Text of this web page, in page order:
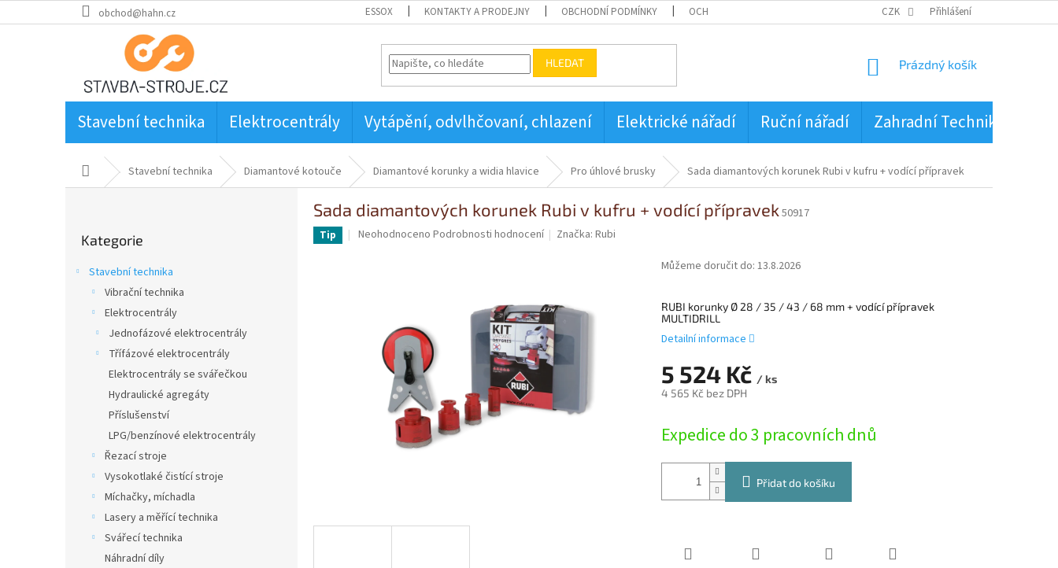
na
obchod@hahn.cz ESSOX KONTAKTY A PRODEJNY OBCHODNÍ PODMÍNKY OCHRANA OSOBNÍCH ÚDAJŮ CZK Přihlášení
HLEDAT
NÁKUPNÍ
Prázdný košík
Stavební technika Elektrocentrály Vytápění, odvlhčovaní, chlazení Elektrické nářadí Ruční nářadí Zahradní Technika
Domů Stavební technika Diamantové kotouče Diamantové korunky a widia hlavice Pro úhlové brusky Sada diamantových korunek Rubi v kufru + vodící přípravek
kategorie
Kategorie
Stavební technika
Vibrační technika
Elektrocentrály
Jednofázové elektrocentrály
Třífázové elektrocentrály
Elektrocentrály se svářečkou
Hydraulické agregáty
Příslušenství
LPG/benzínové elektrocentrály
Řezací stroje
Vysokotlaké čistící stroje
Míchačky, míchadla
Lasery a měřící technika
Svářecí technika
Náhradní díly
Sada diamantových korunek Rubi v kufru + vodící přípravek50917
Tip
Průměrné
hvězdiček.
Neohodnoceno Podrobnosti hodnocení Značka:Rubi
5 524 Kč / ks
4 565 Kč bez DPH
cena:
Expedice do 3 pracovních dnů
Můžeme doručit do: 13.8.2026
Přidat do košíku
RUBI korunky Ø 28 / 35 / 43 / 68 mm + vodící přípravek
MULTIDRILL
Detailní informace